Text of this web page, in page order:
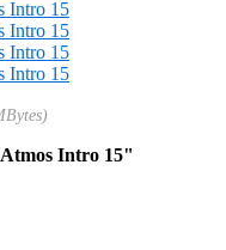
Intro 15"